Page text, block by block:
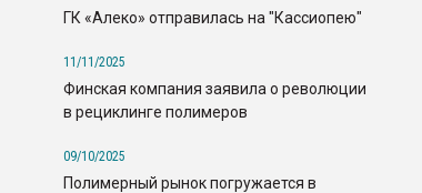
ГК «Алеко» отправилась на "Кассиопею"
11/11/2025
Финская компания заявила о революции
в рециклинге полимеров
09/10/2025
Полимерный рынок погружается в